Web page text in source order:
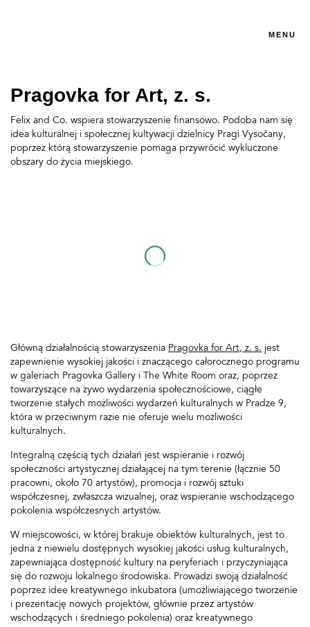
MENU
Pragovka for Art, z. s.
Felix and Co. wspiera stowarzyszenie finansowo. Podoba nam się
idea kulturalnej i społecznej kultywacji dzielnicy Pragi Vysočany,
poprzez którą stowarzyszenie pomaga przywrócić wykluczone
obszary do życia miejskiego.
Główną działalnością stowarzyszenia Pragovka for Art, z. s. jest
zapewnienie wysokiej jakości i znaczącego całorocznego programu
w galeriach Pragovka Gallery i The White Room oraz, poprzez
towarzyszące na żywo wydarzenia społecznościowe, ciągłe
tworzenie stałych możliwości wydarzeń kulturalnych w Pradze 9,
która w przeciwnym razie nie oferuje wielu możliwości
kulturalnych.
Integralną częścią tych działań jest wspieranie i rozwój
społeczności artystycznej działającej na tym terenie (łącznie 50
pracowni, około 70 artystów), promocja i rozwój sztuki
współczesnej, zwłaszcza wizualnej, oraz wspieranie wschodzącego
pokolenia współczesnych artystów.
W miejscowości, w której brakuje obiektów kulturalnych, jest to
jedna z niewielu dostępnych wysokiej jakości usług kulturalnych,
zapewniająca dostępność kultury na peryferiach i przyczyniająca
się do rozwoju lokalnego środowiska. Prowadzi swoją działalność
poprzez idee kreatywnego inkubatora (umożliwiającego tworzenie
i prezentację nowych projektów, głównie przez artystów
wschodzących i średniego pokolenia) oraz kreatywnego